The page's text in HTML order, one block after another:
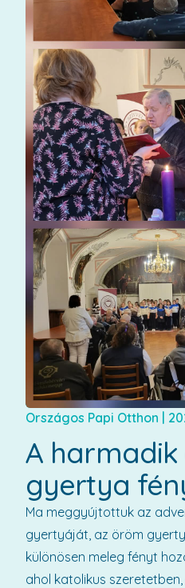
Országos Papi Otthon |
A
gyertya
Ma meggyújtottuk az
gyertyáját, az öröm
különösen meleg fényt
ahol katolikus